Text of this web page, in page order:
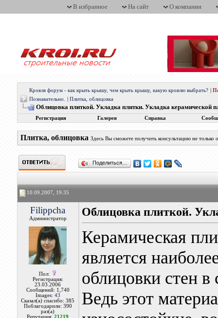
В избранное На сайт О компании
Кровля форум - как крыть крышу, чем крыть крышу, какую кровлю выбрать?
Познавательно.
Плитка, облицовка
Облицовка плиткой. Укладка плитки. Укладка керамической
Регистрация Галерея Справка
Плитка, облицовка Здесь Вы сможете получить консультацию не только
Поделиться…
10.09.2007, 19:35
Filippcha
Администратор
Пол:
Регистрация:
23.03.2006
Сообщений: 1,740
Images: 43
Сказал(а) спасибо: 385
Поблагодарили: 390
раз(а)
Репутация:21219
Облицовка плиткой.
Керамическая
является
облицовки стен в
Ведь этот